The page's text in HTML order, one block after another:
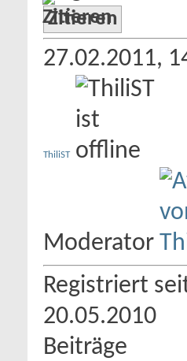
Zitieren
27.02.2011,
ThiliST
Moderator
Registriert
20.05.2010
Beiträge